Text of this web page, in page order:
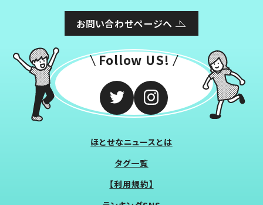
お問い合わせページへ
Follow US!
ほとせなニュースとは
タグ一覧
【利用規約】